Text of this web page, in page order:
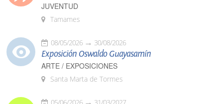
JUVENTUD
Tamames
08/05/2026 30/08/2026
Exposición Oswaldo Guayasamín
ARTE / EXPOSICIONES
Santa Marta de Tormes